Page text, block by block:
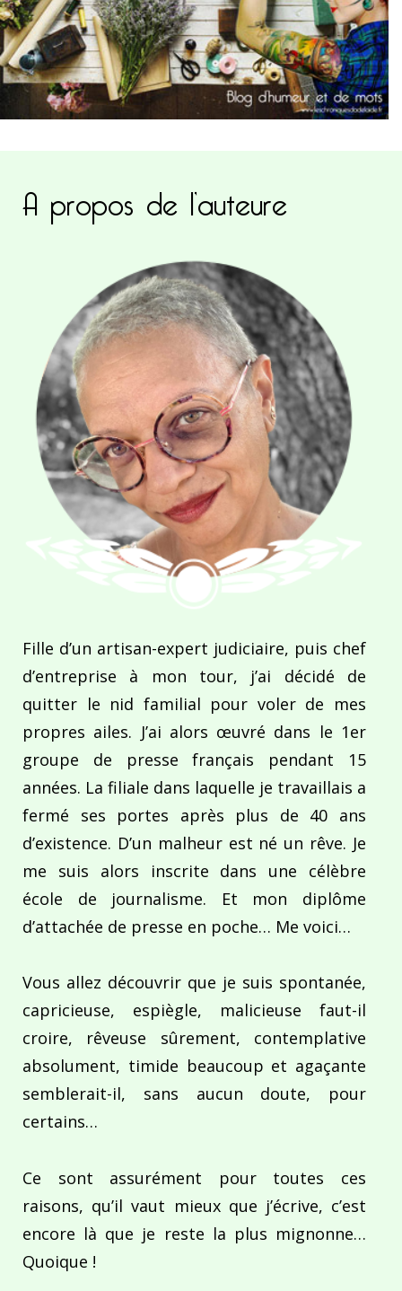
A propos de l’auteure
Fille d’un artisan-expert judiciaire, puis chef
d’entreprise à mon tour, j’ai décidé de
quitter le nid familial pour voler de mes
propres ailes. J’ai alors œuvré dans le 1er
groupe de presse français pendant 15
années. La filiale dans laquelle je travaillais a
fermé ses portes après plus de 40 ans
d’existence. D’un malheur est né un rêve. Je
me suis alors inscrite dans une célèbre
école de journalisme. Et mon diplôme
d’attachée de presse en poche… Me voici…
Vous allez découvrir que je suis spontanée,
capricieuse, espiègle, malicieuse faut-il
croire, rêveuse sûrement, contemplative
absolument, timide beaucoup et agaçante
semblerait-il, sans aucun doute, pour
certains…
Ce sont assurément pour toutes ces
raisons, qu’il vaut mieux que j’écrive, c’est
encore là que je reste la plus mignonne…
Quoique !